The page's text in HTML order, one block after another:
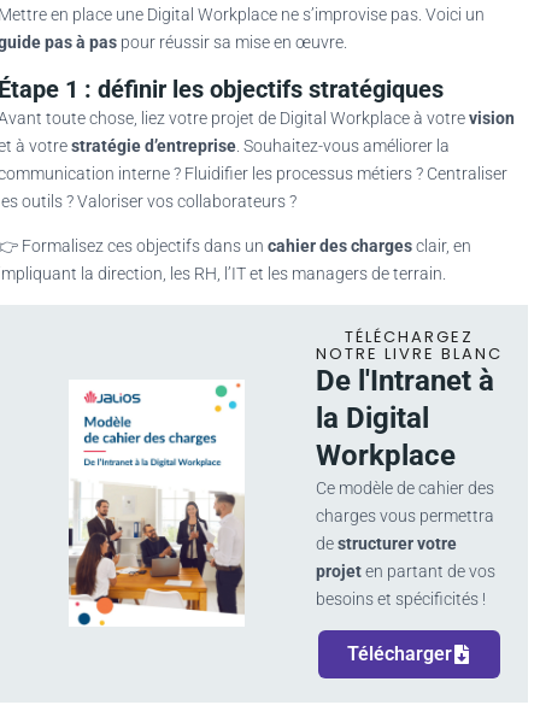
en place une Digital Workplace ne s’improvise pas. Voici un
pas à pas pour réussir sa mise en œuvre.
1 : définir les objectifs stratégiques
toute chose, liez votre projet de Digital Workplace à votrevision
à votrestratégie d’entreprise . Souhaitez-vous améliorer la
interne ? Fluidifier les processus métiers ? Centraliser
outils ? Valoriser vos collaborateurs ?
Formalisez ces objectifs dans un cahier des chargesclair, en
la direction, les RH, l’IT et les managers de terrain.
TÉLÉCHARGEZ
NOTRE LIVRE BLANC
De l'Intranet à
la Digital
Workplace
Ce modèle de cahier des
charges vous permettra
destructurer votre
projeten partant de vos
besoins et spécificités !
Télécharger